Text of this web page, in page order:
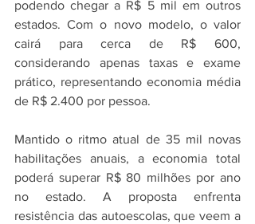
podendo chegar a R$ 5 mil em outros
estados. Com o novo modelo, o valor
cairá para cerca de R$ 600,
considerando apenas taxas e exame
prático, representando economia média
de R$ 2.400 por pessoa.
Mantido o ritmo atual de 35 mil novas
habilitações anuais, a economia total
poderá superar R$ 80 milhões por ano
no estado. A proposta enfrenta
resistência das autoescolas, que veem a